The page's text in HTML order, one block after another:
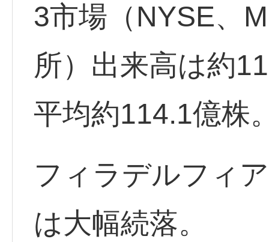
3市場（NYSE、
所）出来高は約
平均約114.1億株
フィラデルフィ
は大幅続落。